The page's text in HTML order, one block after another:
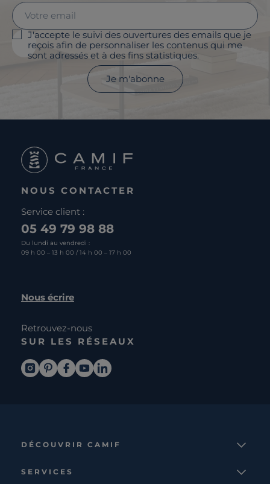
J'accepte le suivi des ouvertures des emails que je
reçois afin de personnaliser les contenus qui me
sont adressés et à des fins statistiques.
Je m'abonne
NOUS CONTACTER
Service client :
05 49 79 98 88
Du lundi au vendredi :
09 h 00 – 13 h 00 / 14 h 00 – 17 h 00
Nous écrire
Retrouvez-nous
SUR LES RÉSEAUX
DÉCOUVRIR CAMIF
SERVICES